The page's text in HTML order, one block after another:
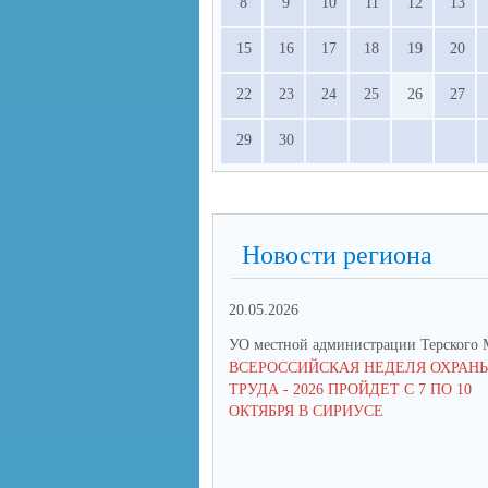
15 16 17 18 19 20
22 23 24 25 26 27
29 30
Новости региона
20.05.2026
УО местной администрации Терского
ВСЕРОССИЙСКАЯ НЕДЕЛЯ
ТРУДА - 2026 ПРОЙДЕТ С 7 ПО 10
ОКТЯБРЯ В СИРИУСЕ